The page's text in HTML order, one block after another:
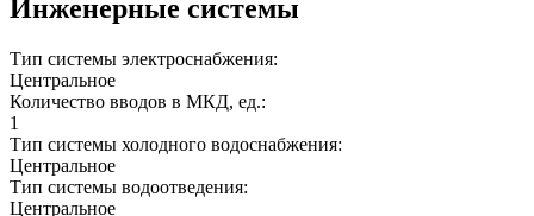
Инженерные системы
Тип системы электроснабжения:
Центральное
Количество вводов в МКД, ед.:
1
Тип системы холодного водоснабжения:
Центральное
Тип системы водоотведения:
Центральное